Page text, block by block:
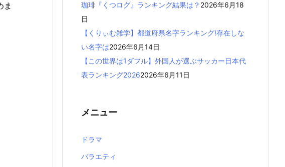
ま
珈琲『くつログ』ランキング結果は？ 2026年6月18
日
【くりぃむ雑学】都道府県名字ランキング!存在しな
い名字は2026年6月14日
【この世界は1ダフル】外国人が選ぶサッカー日本代
表ランキング20262026年6月11日
メニュー
ドラマ
バラエティ